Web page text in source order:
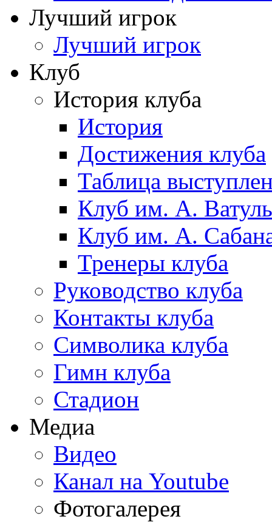
Лучший игрок
Лучший игрок
Клуб
История клуба
История
Достижения клуба
Таблица
Клуб им. А.
Клуб им. А.
Тренеры клуба
Руководство клуба
Контакты клуба
Символика клуба
Гимн клуба
Стадион
Медиа
Видео
Канал на Youtube
Фотогалерея